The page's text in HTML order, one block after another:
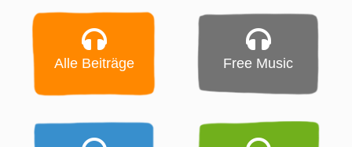
Alle Beiträge Free Music